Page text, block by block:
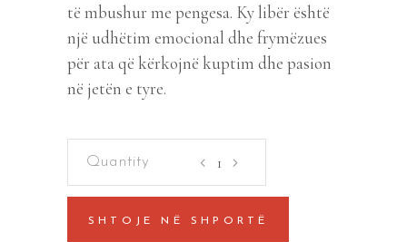
të mbushur me pengesa. Ky libër është
një udhëtim emocional dhe frymëzues
për ata që kërkojnë kuptim dhe pasion
në jetën e tyre.
violinë
quantity
SHTOJE NË SHPORTË